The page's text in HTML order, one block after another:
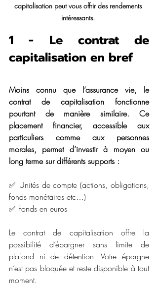
capitalisation peut vous offrir des rendements
intéressants.
1 - Le contrat de
capitalisation en bref
Moins connu que l’assurance vie, le
contrat de capitalisation fonctionne
pourtant de manière similaire. Ce
placement financier, accessible aux
particuliers comme aux personnes
morales, permet d’investir à moyen ou
long terme sur différents supports :
✅ Unités de compte (actions, obligations,
fonds monétaires etc…)
✅ Fonds en euros
Le contrat de capitalisation offre la
possibilité d’épargner sans limite de
plafond ni de détention. Votre épargne
n’est pas bloquée et reste disponible à tout
moment.